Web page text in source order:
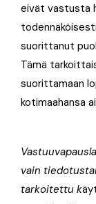
eivät vastusta
suorittanut
Tämä
suorittamaan
kotimaahansa
vain
tarkoitettu k